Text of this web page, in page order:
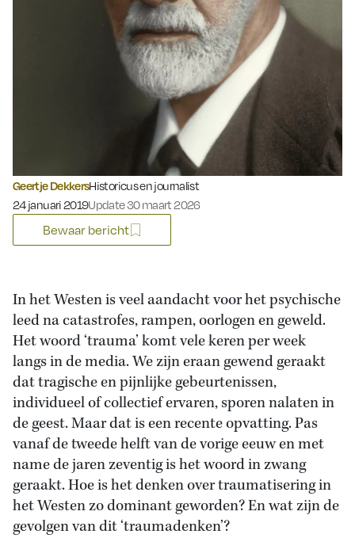
Geertje DekkersHistoricus en journalist
Gepubliceerd op:
24 januari 2019Update 30 maart 2026
Bewaar bericht
In het Westen is veel aandacht voor het psychische
leed na catastrofes, rampen, oorlogen en geweld.
Het woord ‘trauma’ komt vele keren per week
langs in de media. We zijn eraan gewend geraakt
dat tragische en pijnlijke gebeurtenissen,
individueel of collectief ervaren, sporen nalaten in
de geest. Maar dat is een recente opvatting. Pas
vanaf de tweede helft van de vorige eeuw en met
name de jaren zeventig is het woord in zwang
geraakt. Hoe is het denken over traumatisering in
het Westen zo dominant geworden? En wat zijn de
gevolgen van dit ‘traumadenken’?